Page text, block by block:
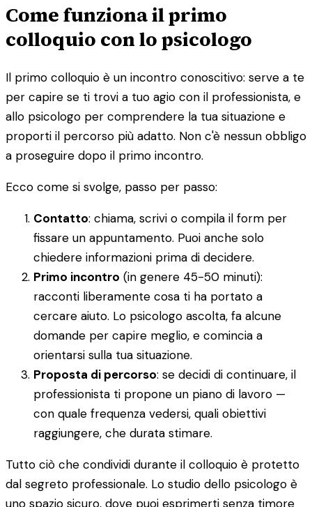
Come funziona il primo
colloquio con lo psicologo
Il primo colloquio è un incontro conoscitivo: serve a te
per capire se ti trovi a tuo agio con il professionista, e
allo psicologo per comprendere la tua situazione e
proporti il percorso più adatto. Non c'è nessun obbligo
a proseguire dopo il primo incontro.
Ecco come si svolge, passo per passo:
Contatto: chiama, scrivi o compila il form per
fissare un appuntamento. Puoi anche solo
chiedere informazioni prima di decidere.
Primo incontro (in genere 45-50 minuti):
racconti liberamente cosa ti ha portato a
cercare aiuto. Lo psicologo ascolta, fa alcune
domande per capire meglio, e comincia a
orientarsi sulla tua situazione.
Proposta di percorso: se decidi di continuare, il
professionista ti propone un piano di lavoro —
con quale frequenza vedersi, quali obiettivi
raggiungere, che durata stimare.
Tutto ciò che condividi durante il colloquio è protetto
dal segreto professionale. Lo studio dello psicologo è
uno spazio sicuro, dove puoi esprimerti senza timore